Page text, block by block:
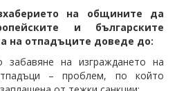
на общините да
и българските
на отпадъците доведе до:
забавяне на изграждането на
– проблем, по който